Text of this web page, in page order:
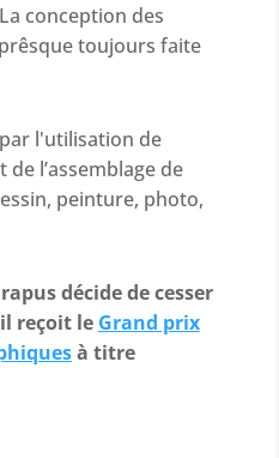
conception des
toujours faite
l'utilisation de
l’assemblage de
peinture, photo,
décide de cesser
reçoit le Grand prix
à titre